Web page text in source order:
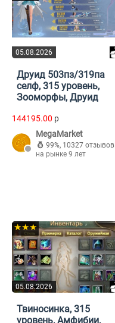
05.08.2026
Друид 503пз/319па
селф, 315 уровень,
Зооморфы, Друид
144195.00 p
MegaMarket
99%, 10327 отзывов
на рынке 9 лет
05.08.2026
★★★
Твиносинка, 315
уровень, Амфибии,